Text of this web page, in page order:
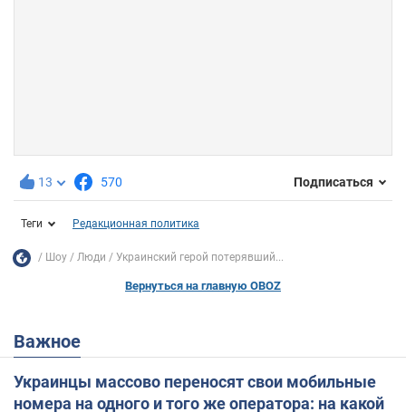
13 570 Подписаться
Теги Редакционная политика
Шоу Люди Украинский герой потерявший...
Вернуться на главную OBOZ
Важное
Украинцы массово переносят свои мобильные
номера на одного и того же оператора: на какой